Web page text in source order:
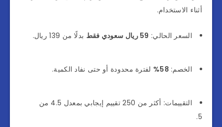
أثناء الاستخدام.
السعر الحالي: 59 ريال سعودي فقط بدلًا من 139 ريال.
الخصم: 58% لفترة محدودة أو حتى نفاد الكمية.
التقييمات: أكثر من 250 تقييم إيجابي بمعدل 4.5 من
5.